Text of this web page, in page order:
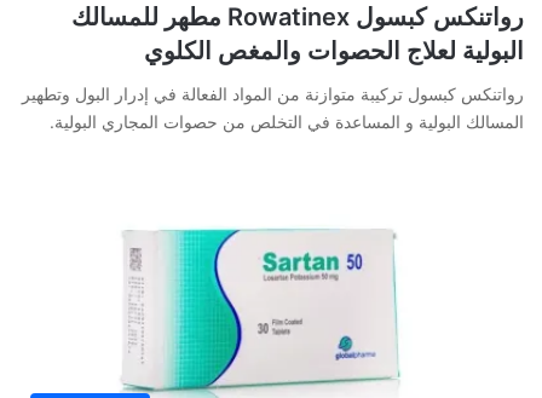
رواتنكس كبسول Rowatinex مطهر للمسالك
البولية لعلاج الحصوات والمغص الكلوي
رواتنكس كبسول تركيبة متوازنة من المواد الفعالة في إدرار البول وتطهير
المسالك البولية و المساعدة في التخلص من حصوات المجاري البولية.